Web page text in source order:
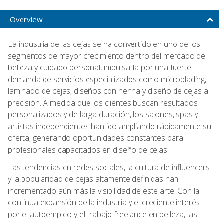
Overview
La industria de las cejas se ha convertido en uno de los
segmentos de mayor crecimiento dentro del mercado de
belleza y cuidado personal, impulsada por una fuerte
demanda de servicios especializados como microblading,
laminado de cejas, diseños con henna y diseño de cejas a
precisión. A medida que los clientes buscan resultados
personalizados y de larga duración, los salones, spas y
artistas independientes han ido ampliando rápidamente su
oferta, generando oportunidades constantes para
profesionales capacitados en diseño de cejas.
Las tendencias en redes sociales, la cultura de influencers
y la popularidad de cejas altamente definidas han
incrementado aún más la visibilidad de este arte. Con la
continua expansión de la industria y el creciente interés
por el autoempleo y el trabajo freelance en belleza, las